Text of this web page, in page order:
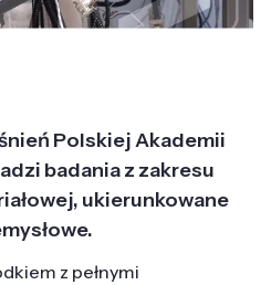
Polskiej Akademii
badania z zakresu
ukierunkowane
z pełnymi